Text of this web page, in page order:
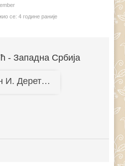
се: 4 године раније
- Западна Србија
И. Деретић - Западна